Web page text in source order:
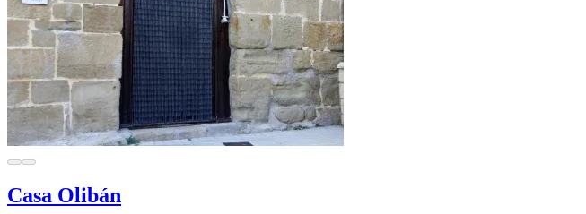
Casa Olibán